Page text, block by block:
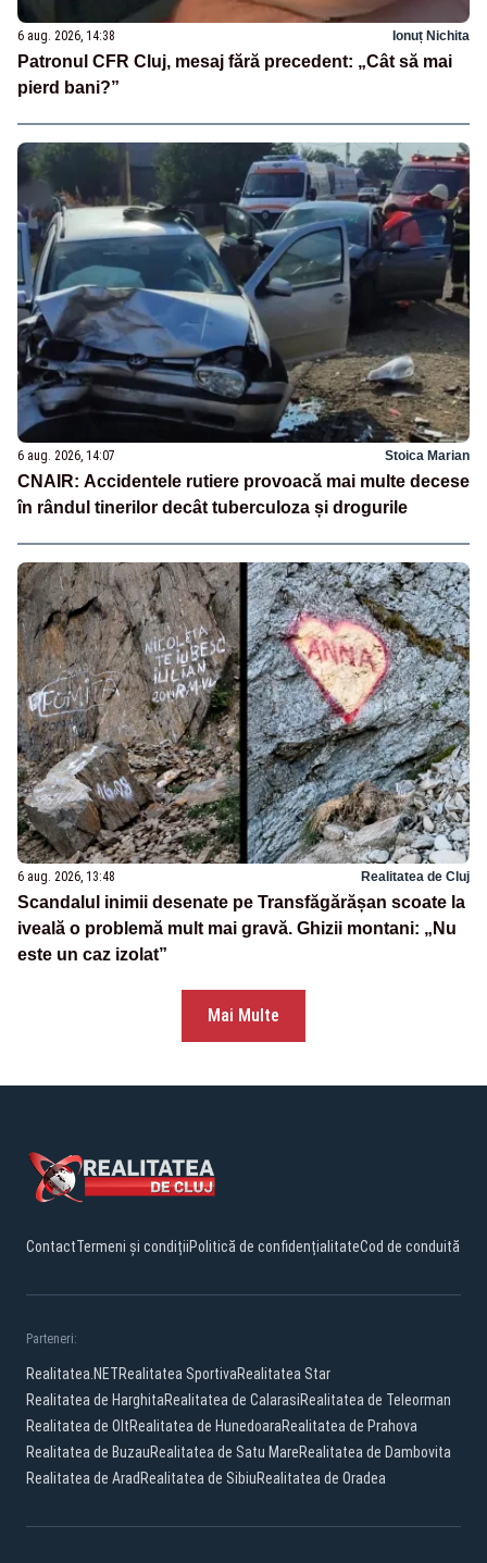
6 aug. 2026, 14:38 Ionuț Nichita
Patronul CFR Cluj, mesaj fără precedent: „Cât să mai
pierd bani?”
6 aug. 2026, 14:07 Stoica Marian
CNAIR: Accidentele rutiere provoacă mai multe decese
în rândul tinerilor decât tuberculoza și drogurile
6 aug. 2026, 13:48 Realitatea de Cluj
Scandalul inimii desenate pe Transfăgărășan scoate la
iveală o problemă mult mai gravă. Ghizii montani: „Nu
este un caz izolat”
Mai Multe
ContactTermeni și condițiiPolitică de confidențialitateCod de conduită
Parteneri:
Realitatea.NETRealitatea SportivaRealitatea Star
Realitatea de HarghitaRealitatea de CalarasiRealitatea de Teleorman
Realitatea de OltRealitatea de HunedoaraRealitatea de Prahova
Realitatea de BuzauRealitatea de Satu MareRealitatea de Dambovita
Realitatea de Arad Realitatea de SibiuRealitatea de Oradea